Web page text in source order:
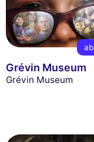
ab
Grévin Museum
Grévin Museum